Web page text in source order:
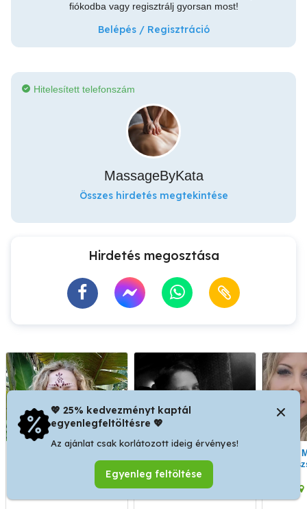
fiókodba vagy regisztrálj gyorsan most!
Belépés / Regisztráció
Hitelesített telefonszám
MassageByKata
Összes hirdetés megtekintése
Hirdetés megosztása
stresszoldó vagy frissítő-
svédmasszázs doTERRA
illóolajokkal Bp. XIII. ker.
VIII. kerület
💖 25% kedvezményt kaptál
egyenlegfeltöltésre 💖
Az ajánlat csak korlátozott ideig érvényes!
Egyenleg feltöltése